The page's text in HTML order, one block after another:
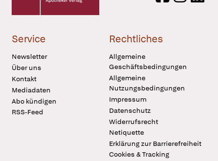
Service
Newsletter
Über uns
Kontakt
Mediadaten
Abo kündigen
RSS-Feed
Rechtliches
Allgemeine
Geschäftsbedingungen
Allgemeine
Nutzungsbedingungen
Impressum
Datenschutz
Widerrufsrecht
Netiquette
Erklärung zur Barrierefreiheit
Cookies & Tracking